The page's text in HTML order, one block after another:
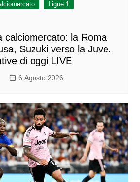
Ligue 1
calciomercato: la Roma
Suzuki verso la Juve.
di oggi LIVE
6 Agosto 2026